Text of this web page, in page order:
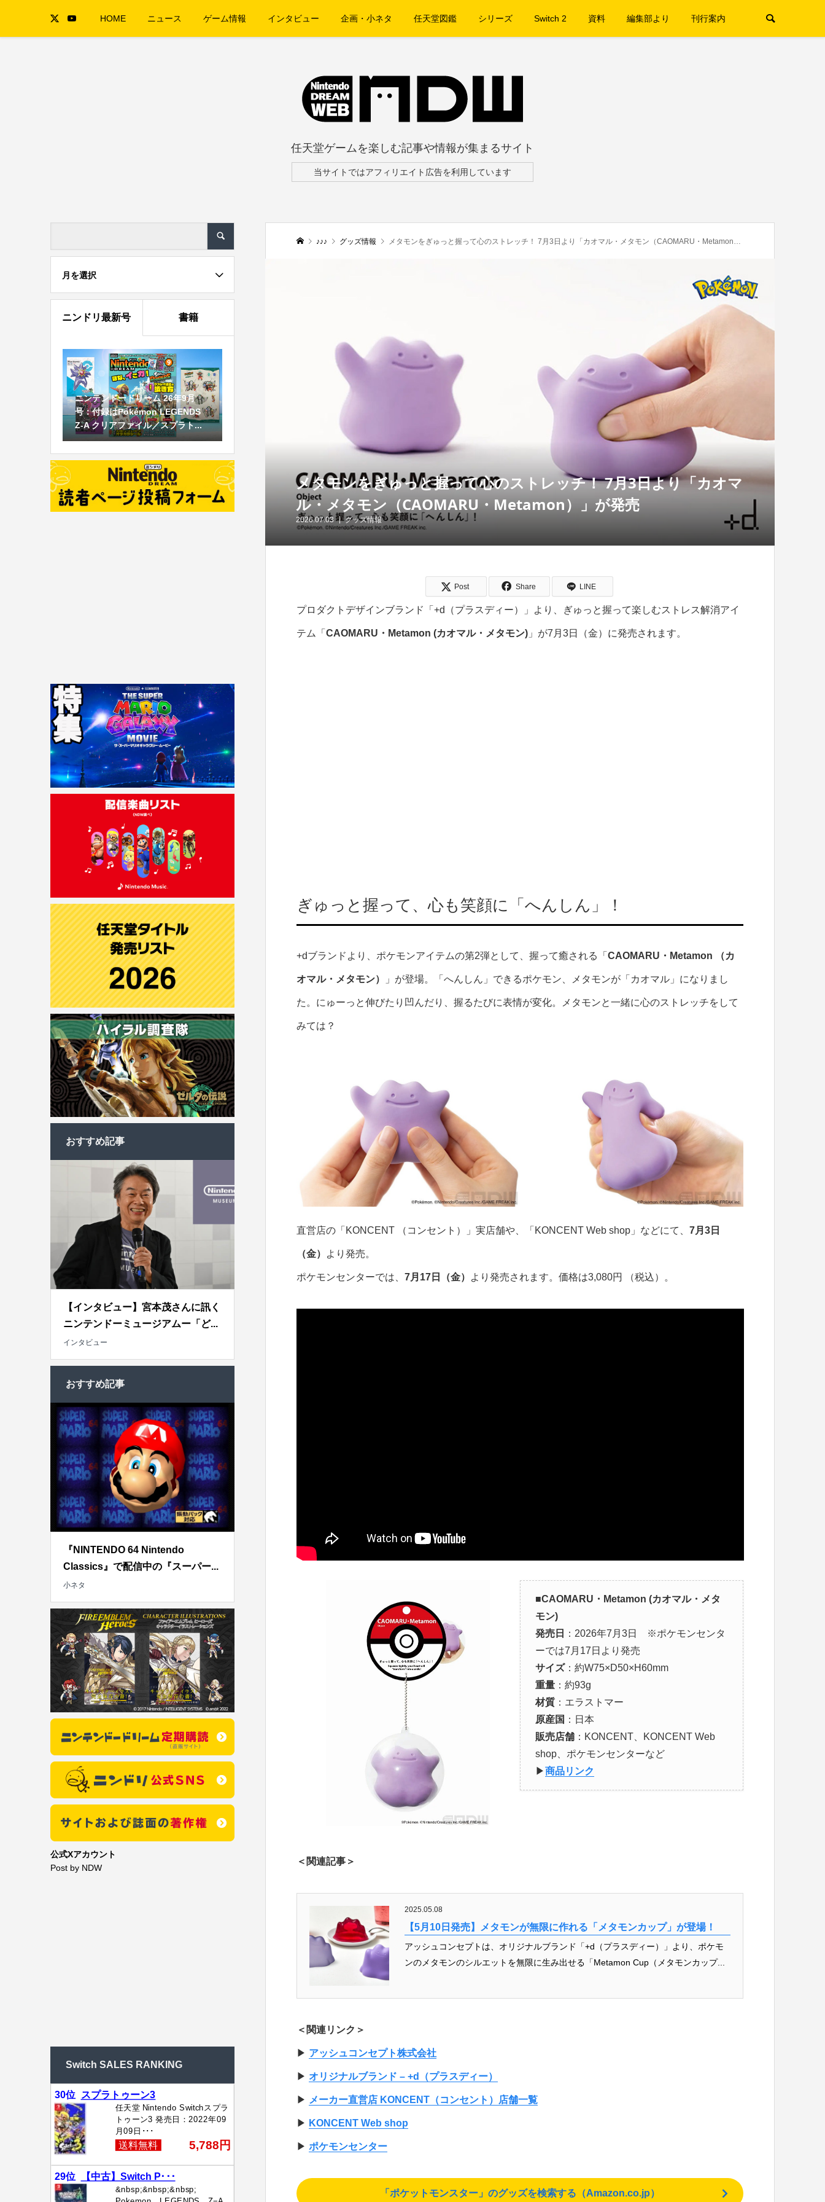
HOME ニュース ゲーム情報 インタビュー 企画・小ネタ 任天堂図鑑 シリーズ Switch 2 資料 編集部より 刊行案内
任天堂ゲームを楽しむ記事や情報が集まるサイト
当サイトではアフィリエイト広告を利用しています
♪♪♪ グッズ情報 メタモンをぎゅっと握って心のストレッチ！ 7月3日より「カオマル・メタモン（CAOMARU・Metamon）」が発売
メタモンをぎゅっと握って心のストレッチ！ 7月3日より「カオマ
ル・メタモン（CAOMARU・Metamon）」が発売
2026.07.03 グッズ情報
Post Share LINE
プロダクトデザインブランド「+d（プラスディー）」より、ぎゅっと握って楽しむストレス解消アイ
テム「 CAOMARU・Metamon (カオマル・メタモン)」が7月3日（金）に発売されます。
ぎゅっと握って、心も笑顔に「へんしん」！
+dブランドより、ポケモンアイテムの第2弾として、握って癒される「 CAOMARU・Metamon （カ
オマル・メタモン） 」が登場。「へんしん」できるポケモン、メタモンが「カオマル」になりまし
た。にゅーっと伸びたり凹んだり、握るたびに表情が変化。メタモンと一緒に心のストレッチをして
みては？
直営店の「KONCENT （コンセント）」実店舗や、「KONCENT Web shop」などにて、 7月3日
（金） より発売。
ポケモンセンターでは、 7月17日（金） より発売されます。価格は3,080円 （税込）。
■CAOMARU・Metamon (カオマル・メタ
モン)
発売日
：2026年7月3日 ※ポケモンセンタ
ーでは7月17日より発売
サイズ：約W75×D50×H60mm
重量 ：約93g
材質 ：エラストマー
原産国 ：日本
販売店舗 ：KONCENT、KONCENT Web
shop、ポケモンセンターなど
▶︎商品リンク
＜関連記事＞
2025.05.08
【5月10日発売】メタモンが無限に作れる「メタモンカップ」が登場！
アッシュコンセプトは、オリジナルブランド「+d（プラスディー）」より、ポケモ
ンのメタモンのシルエットを無限に生み出せる「Metamon Cup（メタモンカップ...
＜関連リンク＞
▶︎ アッシュコンセプト株式会社
▶︎ オリジナルブランド – +d（プラスディー）
▶︎ メーカー直営店 KONCENT（コンセント）店舗一覧
▶︎ KONCENT Web shop
▶︎ ポケモンセンター
「ポケットモンスター」のグッズを検索する（Amazon.co.jp）
月を選択
ニンドリ最新号 書籍
ニンテンドードリーム 26年9月
号：付録はPokémon LEGENDS
Z-A クリアファイル／スプラト...
おすすめ記事
【インタビュー】宮本茂さんに訊く
ニンテンドーミュージアムー「ど...
インタビュー
おすすめ記事
『NINTENDO 64 Nintendo
Classics』で配信中の『スーパー...
小ネタ
公式Xアカウント
Post by NDW
Switch SALES RANKING